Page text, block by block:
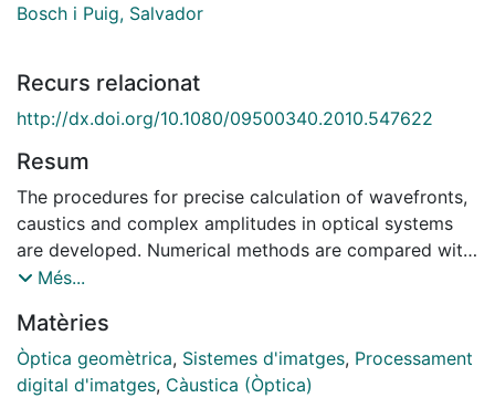
Bosch i Puig, Salvador
Recurs relacionat
http://dx.doi.org/10.1080/09500340.2010.547622
Resum
The procedures for precise calculation of wavefronts,
caustics and complex amplitudes in optical systems
are developed. Numerical methods are compared with
analytical formulae for caustics. The conditions for the
the complex amplitudes (and hence intensities defining
the PSFs) within scalar diffraction theory are
discussed in detail. To illustrate the precision of the
Més...
Matèries
Òptica geomètrica, Sistemes d'imatges, Processament
digital d'imatges, Càustica (Òptica)